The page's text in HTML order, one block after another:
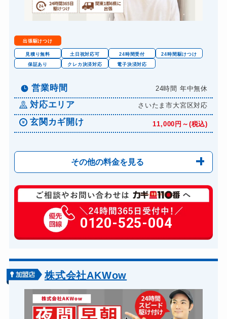
金庫カギ修理 11,000円～(税込)
ロッカーカギ開け 8,800円～(税込)
ドアノブカギ開け 10,780円～(税込)
ドアノブカギ作成 8,800円～(税込)
ドアノブカギ交換 11,000円～(税込)
出張駆けつけ
見積り無料 土日祝対応可 24時間受付
24時間駆けつけ
保証あり
クレカ決済対応 電子決済対応
営業時間 24時間 年中無休
対応エリア さいたま市大宮区対応
玄関カギ開け 11,000円～(税込)
その他の料金を見る
玄関カギ修理 6,600円～(税込)
玄関カギ交換 14,300円～(税込)
金庫カギ開け 14,300円～(税込)
ドアノブカギ開け
ドアノブカギ交換 11,000円～(税込)
0120-525-004
株式会社AKWow